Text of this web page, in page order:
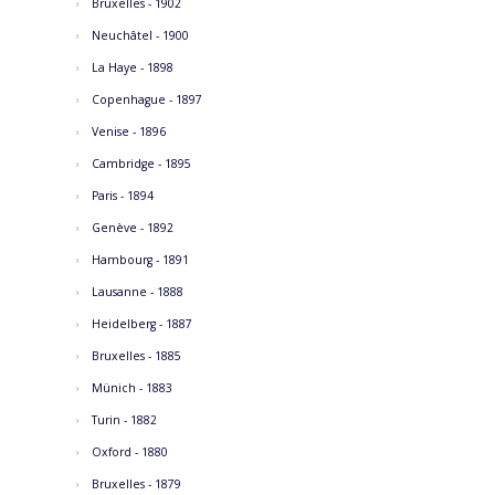
Bruxelles - 1902
Neuchâtel - 1900
La Haye - 1898
Copenhague - 1897
Venise - 1896
Cambridge - 1895
Paris - 1894
Genève - 1892
Hambourg - 1891
Lausanne - 1888
Heidelberg - 1887
Bruxelles - 1885
Münich - 1883
Turin - 1882
Oxford - 1880
Bruxelles - 1879